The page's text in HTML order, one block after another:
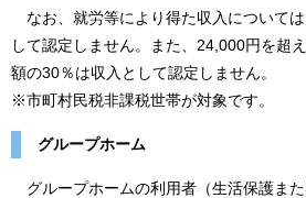
なお、就労等により得た収入について
して認定しません。また、24,000円を超
額の30％は収入として認定しません。
※市町村民税非課税世帯が対象です。
グループホーム
グループホームの利用者（生活保護ま